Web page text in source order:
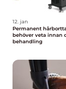
12. jan
Permanent
behöver veta innan
behandling